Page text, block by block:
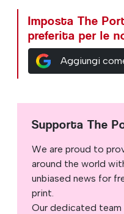
Imposta The
preferita per le
Aggiungi
Supporta The
We are proud to
around the world
unbiased news for
print.
Our dedicated